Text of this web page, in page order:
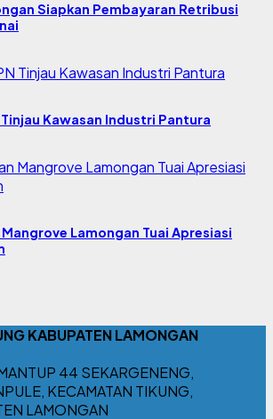
Siapkan Pembayaran Retribusi
Kawasan Industri Pantura
Lamongan Tuai Apresiasi
KABUPATEN LAMONGAN
44 SEKARGENENG,
KECAMATAN TIKUNG,
LAMONGAN